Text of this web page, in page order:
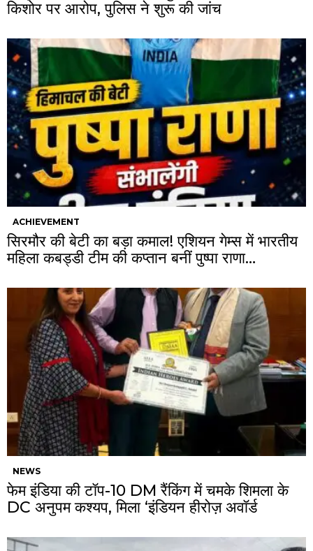
किशोर पर आरोप, पुलिस ने शुरू की जांच
ACHIEVEMENT
सिरमौर की बेटी का बड़ा कमाल! एशियन गेम्स में भारतीय
महिला कबड्डी टीम की कप्तान बनीं पुष्पा राणा…
NEWS
फेम इंडिया की टॉप-10 DM रैंकिंग में चमके शिमला के
DC अनुपम कश्यप, मिला ‘इंडियन हीरोज़ अवॉर्ड